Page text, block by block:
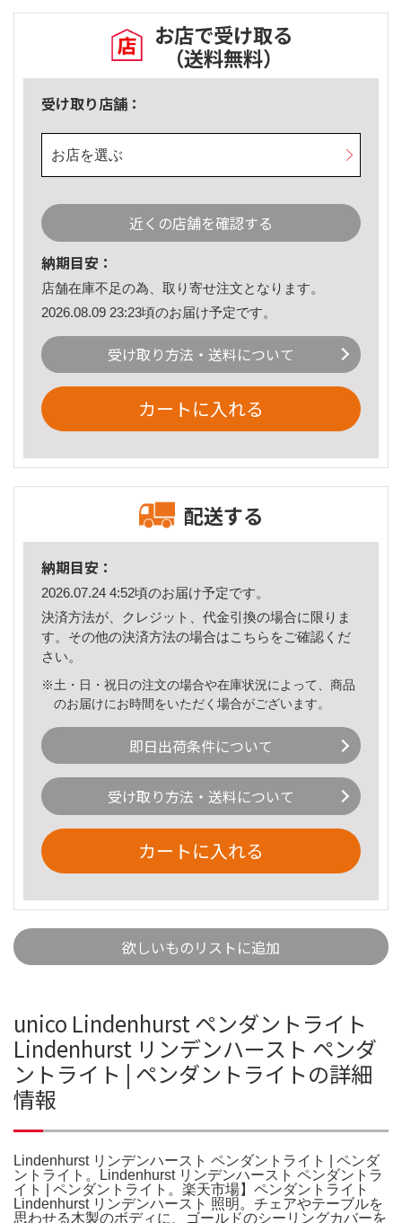
お店で受け取る
（送料無料）
受け取り店舗：
お店を選ぶ
近くの店舗を確認する
納期目安：
店舗在庫不足の為、取り寄せ注文となります。
2026.08.09 23:23頃のお届け予定です。
受け取り方法・送料について
カートに入れる
配送する
納期目安：
2026.07.24 4:52頃のお届け予定です。
決済方法が、クレジット、代金引換の場合に限りま
す。その他の決済方法の場合はこちら をご確認くだ
さい。
※土・日・祝日の注文の場合や在庫状況によって、商品
のお届けにお時間をいただく場合がございます。
即日出荷条件について
受け取り方法・送料について
カートに入れる
欲しいものリストに追加
unico Lindenhurst ペンダントライト
Lindenhurst リンデンハースト ペンダ
ントライト | ペンダントライトの詳細
情報
Lindenhurst リンデンハースト ペンダントライト | ペンダ
ントライト。Lindenhurst リンデンハースト ペンダントラ
イト | ペンダントライト。楽天市場】ペンダントライト
Lindenhurst リンデンハースト 照明。チェアやテーブルを
思わせる木製のボディに、ゴールドのシーリングカバーを